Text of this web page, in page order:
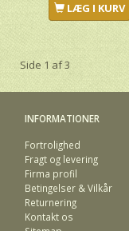
LÆG I KURV
Side 1 af 3
INFORMATIONER
Fortrolighed
Fragt og levering
Firma profil
Betingelser & Vilkår
Returnering
Kontakt os